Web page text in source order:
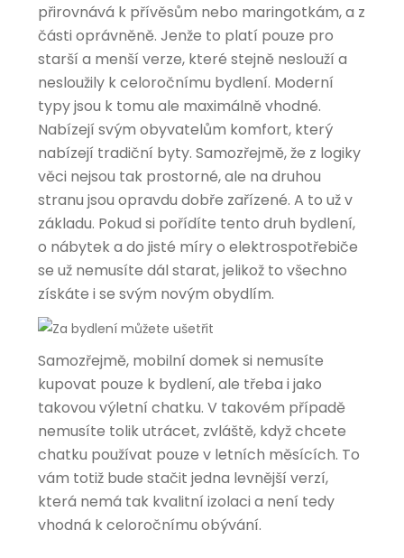
přirovnává k přívěsům nebo maringotkám, a z
části oprávněně. Jenže to platí pouze pro
starší a menší verze, které stejně neslouží a
nesloužily k celoročnímu bydlení. Moderní
typy jsou k tomu ale maximálně vhodné.
Nabízejí svým obyvatelům komfort, který
nabízejí tradiční byty. Samozřejmě, že z logiky
věci nejsou tak prostorné, ale na druhou
stranu jsou opravdu dobře zařízené. A to už v
základu. Pokud si pořídíte tento druh bydlení,
o nábytek a do jisté míry o elektrospotřebiče
se už nemusíte dál starat, jelikož to všechno
získáte i se svým novým obydlím.
Samozřejmě, mobilní domek si nemusíte
kupovat pouze k bydlení, ale třeba i jako
takovou výletní chatku. V takovém případě
nemusíte tolik utrácet, zvláště, když chcete
chatku používat pouze v letních měsících. To
vám totiž bude stačit jedna levnější verzí,
která nemá tak kvalitní izolaci a není tedy
vhodná k celoročnímu obývání.